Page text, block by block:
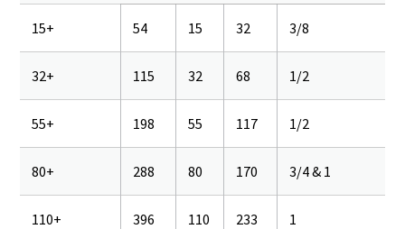
15+ 54 15 32 3/8
32+ 115 32 68 1/2
55+ 198 55 117 1/2
80+ 288 80 170 3/4 & 1
110+ 396 110 233 1